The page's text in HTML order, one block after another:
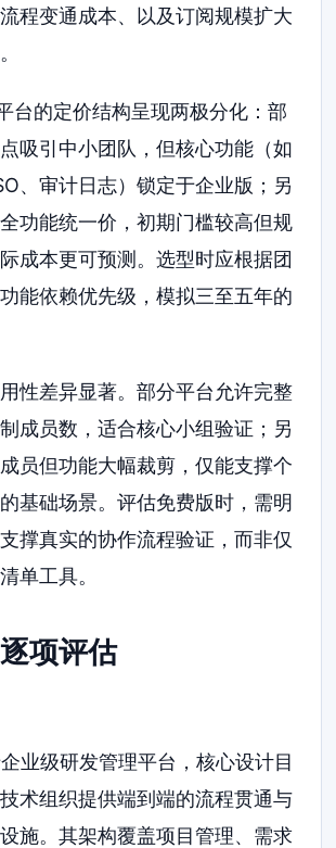
程变通成本、以及订阅规模扩大
台的定价结构呈现两极分化：部
吸引中小团队，但核心功能（如
、审计日志）锁定于企业版；另
功能统一价，初期门槛较高但规
成本更可预测。选型时应根据团
能依赖优先级，模拟三至五年的
性差异显著。部分平台允许完整
成员数，适合核心小组验证；另
员但功能大幅裁剪，仅能支撑个
基础场景。评估免费版时，需明
撑真实的协作流程验证，而非仅
单工具。
项评估
业级研发管理平台，核心设计目
术组织提供端到端的流程贯通与
施。其架构覆盖项目管理、需求